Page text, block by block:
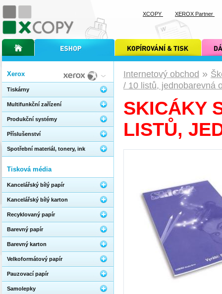
Internetový obchod »
/ 10 listů, jednobarevná
SKICÁKY
LISTŮ,
Xerox
Tiskárny
Multifunkční zařízení
Produkční systémy
Příslušenství
Spotřební materiál, tonery, ink
Tisková média
Kancelářský bílý papír
Kancelářský bílý karton
Recyklovaný papír
Barevný papír
Barevný karton
Velkoformátový papír
Pauzovací papír
Samolepky
úvodní stránka xcopyinternetový obchod xcopy kopírování a tisk xcopy dárkové
XCOPY XEROX Partner